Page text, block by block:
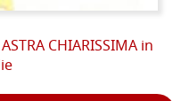
CHIARISSIMA in